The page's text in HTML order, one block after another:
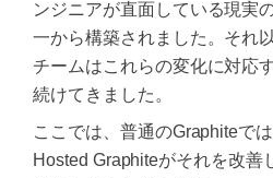
ンジニアが直面している現実
一から構築されました。それ
チームはこれらの変化に対応
続けてきました。
ここでは、普通のGraphiteで
Hosted Graphiteがそれを改善